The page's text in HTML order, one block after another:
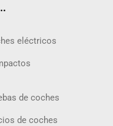
eléctricos
de coches
de coches